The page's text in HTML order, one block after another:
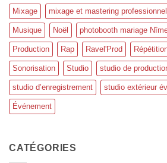
Mixage mixage et mastering professionnel
Musique Noël photobooth mariage
Production Rap Ravel'Prod
Sonorisation Studio studio de
studio d’enregistrement studio extérieur
Événement
CATÉGORIES